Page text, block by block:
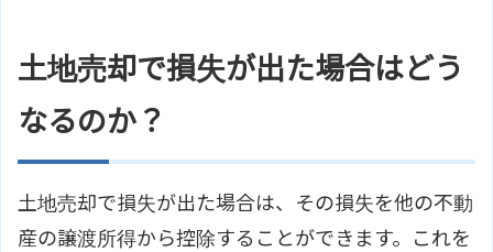
土地売却で損失が出た場合はどう
なるのか？
土地売却で損失が出た場合は、その損失を他の不動
産の譲渡所得から控除することができます。これを